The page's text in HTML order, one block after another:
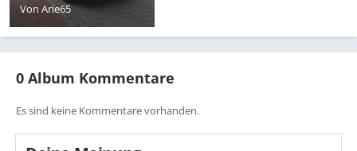
Von Arie65
0 Album Kommentare
Es sind keine Kommentare vorhanden.